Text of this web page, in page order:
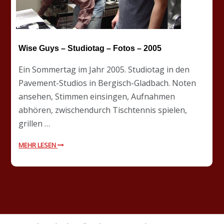
Wise Guys – Studiotag – Fotos – 2005
Ein Sommertag im Jahr 2005. Studiotag in den
Pavement-Studios in Bergisch-Gladbach. Noten
ansehen, Stimmen einsingen, Aufnahmen
abhören, zwischendurch Tischtennis spielen,
grillen …
MEHR LESEN